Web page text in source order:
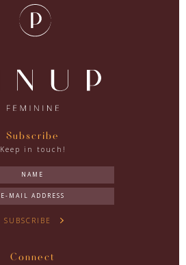
Subscribe
Keep in touch!
SUBSCRIBE
Connect